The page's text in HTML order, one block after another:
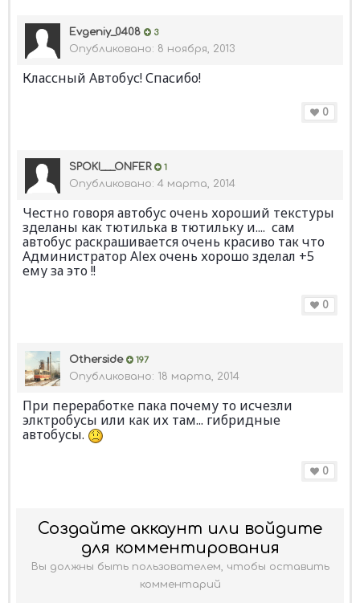
Evgeniy_0408 3
Опубликовано: 8 ноября, 2013
Классный Автобус! Спасибо!
0
SPOKI___ONFER 1
Опубликовано: 4 марта, 2014
Честно говоря автобус очень хороший текстуры
зделаны как тютилька в тютильку и.... сам
автобус раскрашивается очень красиво так что
Администратор Alex очень хорошо зделал +5
ему за это !!
0
Otherside 197
Опубликовано: 18 марта, 2014
При переработке пака почему то исчезли
элктробусы или как их там... гибридные
автобусы.
0
Создайте аккаунт или войдите
для комментирования
Вы должны быть пользователем, чтобы оставить
комментарий